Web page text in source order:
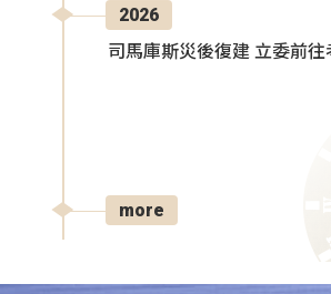
2026
司馬庫斯災後復建 立委前往
more